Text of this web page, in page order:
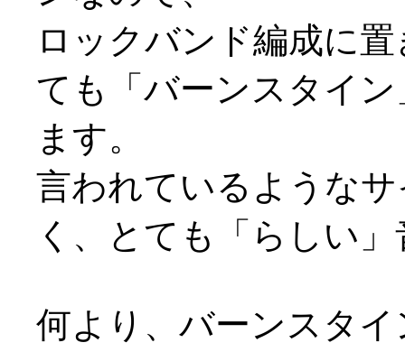
ロックバンド編成に
ても「バーンスタイ
ます。
言われているような
く、とても「らしい
何より、バーンスタ